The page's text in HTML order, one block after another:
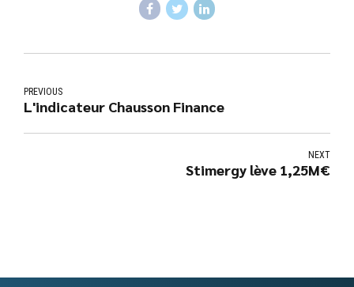
PREVIOUS
L'indicateur Chausson Finance
NEXT
Stimergy lève 1,25M€